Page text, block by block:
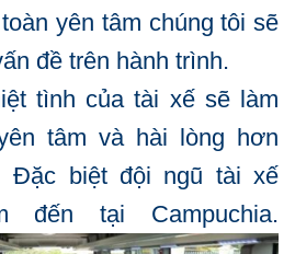
yên tâm chúng tôi sẽ
đề trên hành trình.
tình của tài xế sẽ làm
tâm và hài lòng hơn
Đặc biệt đội ngũ tài xế
đến tại Campuchia.